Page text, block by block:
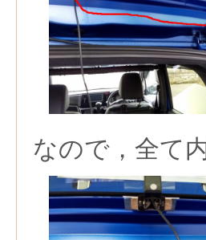
なので，全て